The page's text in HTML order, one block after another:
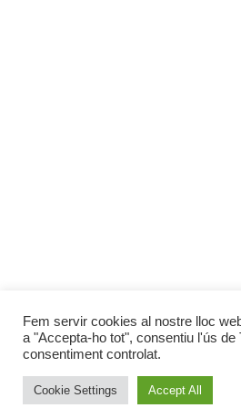
Fem servir cookies al nostre lloc
a "Accepta-ho tot", consentiu l'ús
consentiment controlat.
Cookie Settings Accept All